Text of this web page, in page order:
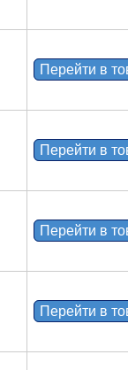
Перейти в
Перейти в
Перейти в
Перейти в